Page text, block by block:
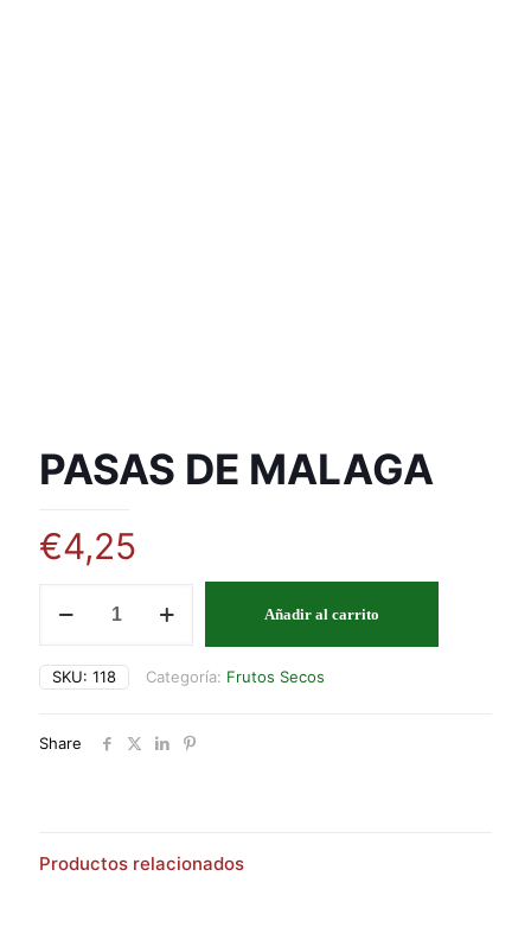
PASAS DE MALAGA
€4,25
cantidad
Añadir al carrito
SKU: 118 Categoría: Frutos Secos
Share
Productos relacionados